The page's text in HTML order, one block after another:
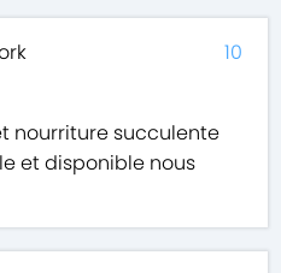
nourriture succulente
et disponible nous
10